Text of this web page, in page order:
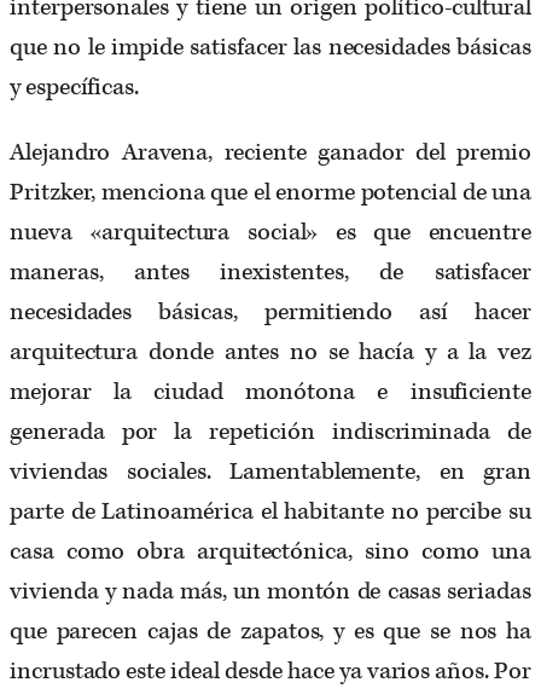
interpersonales y tiene un origen político-cultural
que no le impide satisfacer las necesidades básicas
y específicas.
Alejandro Aravena, reciente ganador del premio
Pritzker, menciona que el enorme potencial de una
nueva «arquitectura social» es que encuentre
maneras, antes inexistentes, de satisfacer
necesidades básicas, permitiendo así hacer
arquitectura donde antes no se hacía y a la vez
mejorar la ciudad monótona e insuficiente
generada por la repetición indiscriminada de
viviendas sociales. Lamentablemente, en gran
parte de Latinoamérica el habitante no percibe su
casa como obra arquitectónica, sino como una
vivienda y nada más, un montón de casas seriadas
que parecen cajas de zapatos, y es que se nos ha
incrustado este ideal desde hace ya varios años. Por